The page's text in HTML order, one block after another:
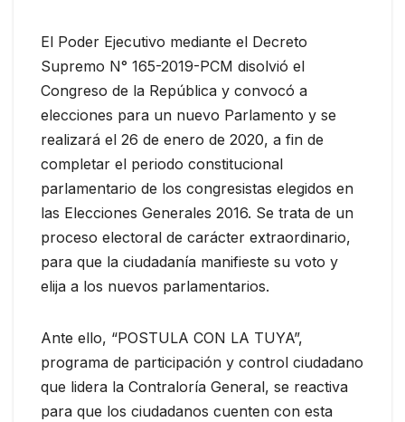
El Poder Ejecutivo mediante el Decreto
Supremo N° 165-2019-PCM disolvió el
Congreso de la República y convocó a
elecciones para un nuevo Parlamento y se
realizará el 26 de enero de 2020, a fin de
completar el periodo constitucional
parlamentario de los congresistas elegidos en
las Elecciones Generales 2016. Se trata de un
proceso electoral de carácter extraordinario,
para que la ciudadanía manifieste su voto y
elija a los nuevos parlamentarios.
Ante ello, “POSTULA CON LA TUYA”,
programa de participación y control ciudadano
que lidera la Contraloría General, se reactiva
para que los ciudadanos cuenten con esta